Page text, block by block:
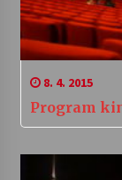
8. 4. 2015
Program